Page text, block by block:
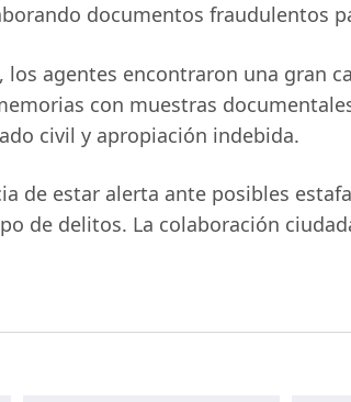
documentos fraudulentos
agentes encontraron una gran
con muestras
civil y apropiación indebida.
de estar alerta ante posibles
de delitos. La colaboración